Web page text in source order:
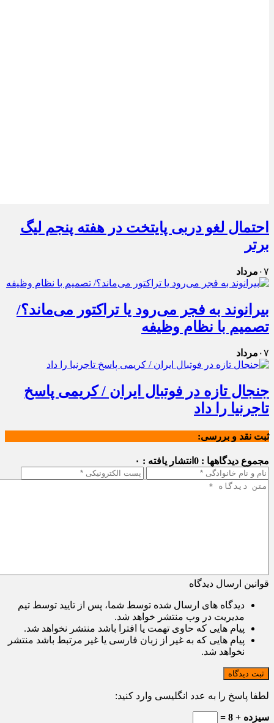
احتمال لغو دربی پایتخت در هفته پنجم لیگ
برتر
۰۷ مرداد
بیرانوند به فجر می‌رود یا تراکتور می‌ماند؟/
تصمیم با نظام وظیفه
۰۷ مرداد
جنجال تازه در فوتبال ایران / کریمی پاسخ
تاجرنیا را داد
ثبت نقد و بررسی:
مجموع دیدگاهها : 0 انتشار یافته : ۰
قوانین ارسال دیدگاه
دیدگاه های ارسال شده توسط شما، پس از تایید توسط تیم
مدیریت در وب منتشر خواهد شد.
پیام هایی که حاوی تهمت یا افترا باشد منتشر نخواهد شد.
پیام هایی که به غیر از زبان فارسی یا غیر مرتبط باشد منتشر
نخواهد شد.
ثبت دیدگاه
لطفا پاسخ را به عدد انگلیسی وارد کنید:
سیزده + 8 =